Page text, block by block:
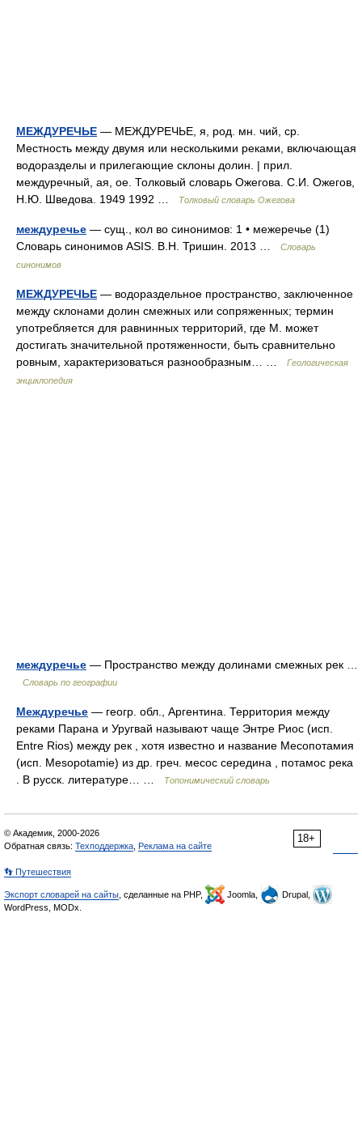
МЕЖДУРЕЧЬЕ — МЕЖДУРЕЧЬЕ, я, род. мн. чий, ср.
Местность между двумя или несколькими реками, включающая
водоразделы и прилегающие склоны долин. | прил.
междуречный, ая, ое. Толковый словарь Ожегова. С.И. Ожегов,
Н.Ю. Шведова. 1949 1992 …
Толковый словарь Ожегова
междуречье — сущ., кол во синонимов: 1 • межеречье (1)
Словарь синонимов ASIS. В.Н. Тришин. 2013 …
Словарь
синонимов
МЕЖДУРЕЧЬЕ — водораздельное пространство, заключенное
между склонами долин смежных или сопряженных; термин
употребляется для равнинных территорий, где М. может
достигать значительной протяженности, быть сравнительно
ровным, характеризоваться разнообразным… …
Геологическая
энциклопедия
междуречье — Пространство между долинами смежных рек …
Словарь по географии
Междуречье — геогр. обл., Аргентина. Территория между
реками Парана и Уругвай называют чаще Энтре Риос (исп.
Entre Rios) между рек , хотя известно и название Месопотамия
(исп. Mesopotamie) из др. греч. месос середина , потамос река
. В русск. литературе… …
Топонимический словарь
18+
© Академик, 2000-2026
Обратная связь: Техподдержка Реклама на сайте
👣 Путешествия
Экспорт словарей на сайты , сделанные на PHP, Joomla,
Drupal,
WordPress, MODx.